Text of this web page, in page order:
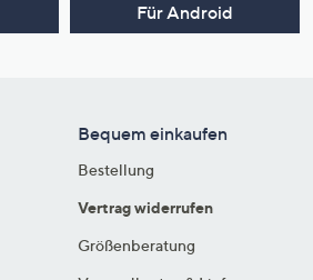
Für Android
Bequem einkaufen
Bestellung
Vertrag widerrufen
Größenberatung